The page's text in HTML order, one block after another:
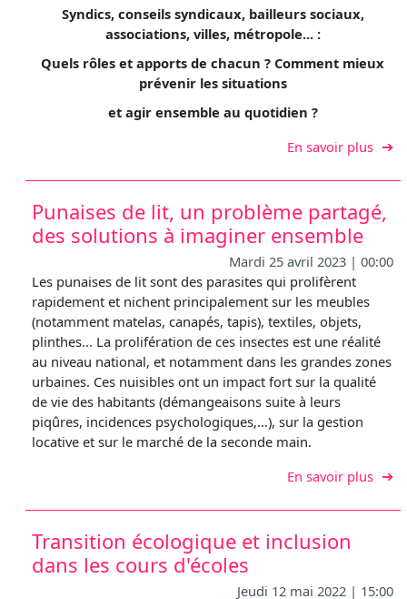
Syndics, conseils syndicaux, bailleurs sociaux,
associations, villes, métropole... :
Quels rôles et apports de chacun ? Comment mieux
prévenir les situations
et agir ensemble au quotidien ?
En savoir plussur
Punaises de lit, un problème partagé,
des solutions à imaginer ensemble
Mardi 25 avril 2023 | 00:00
Les punaises de lit sont des parasites qui prolifèrent
rapidement et nichent principalement sur les meubles
(notamment matelas, canapés, tapis), textiles, objets,
plinthes... La prolifération de ces insectes est une réalité
au niveau national, et notamment dans les grandes zones
urbaines. Ces nuisibles ont un impact fort sur la qualité
de vie des habitants (démangeaisons suite à leurs
piqûres, incidences psychologiques,...), sur la gestion
locative et sur le marché de la seconde main.
En savoir plussur
Transition écologique et inclusion
dans les cours d'écoles
Jeudi 12 mai 2022 | 15:00